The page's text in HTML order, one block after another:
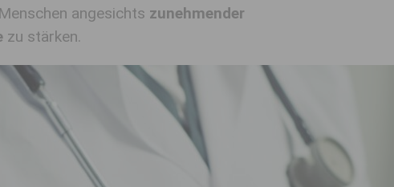
angesichts zunehmender
zu stärken.